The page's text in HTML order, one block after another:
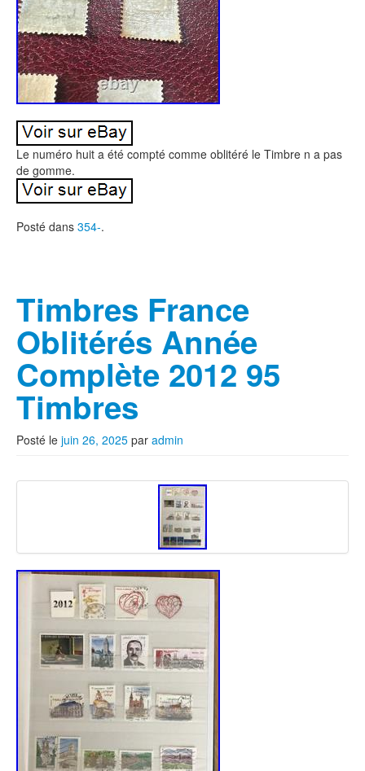
Le numéro huit a été compté comme oblitéré le Timbre n a pas
de gomme.
Posté dans 354-.
Timbres France
Oblitérés Année
Complète 2012 95
Timbres
Posté le juin 26, 2025 par admin